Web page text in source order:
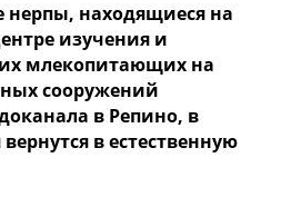
нерпы, находящиеся на
изучения и
млекопитающих на
сооружений
в Репино, в
в естественную